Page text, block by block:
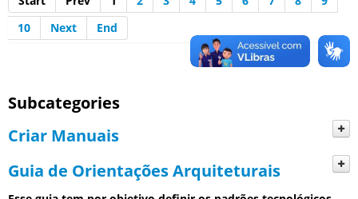
10
Next End
Subcategories
Criar Manuais
Guia de Orientações Arquiteturais